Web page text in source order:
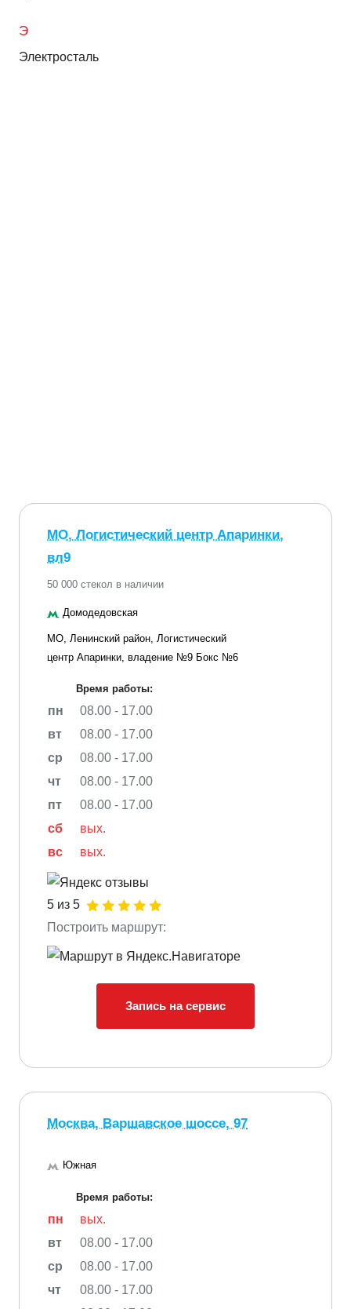
Э
Электросталь
МО, Логистический центр Апаринки,
вл9
50 000 стекол в наличии
Домодедовская
МО, Ленинский район, Логистический
центр Апаринки, владение №9 Бокс №6
Время работы:
пн
08.00 - 17.00
вт
08.00 - 17.00
ср
08.00 - 17.00
чт
08.00 - 17.00
пт
08.00 - 17.00
сб
вых.
вс
вых.
5 из 5
Построить маршрут:
Запись на сервис
Москва, Варшавское шоссе, 97
Южная
Время работы:
пн
вых.
вт
08.00 - 17.00
ср
08.00 - 17.00
чт
08.00 - 17.00